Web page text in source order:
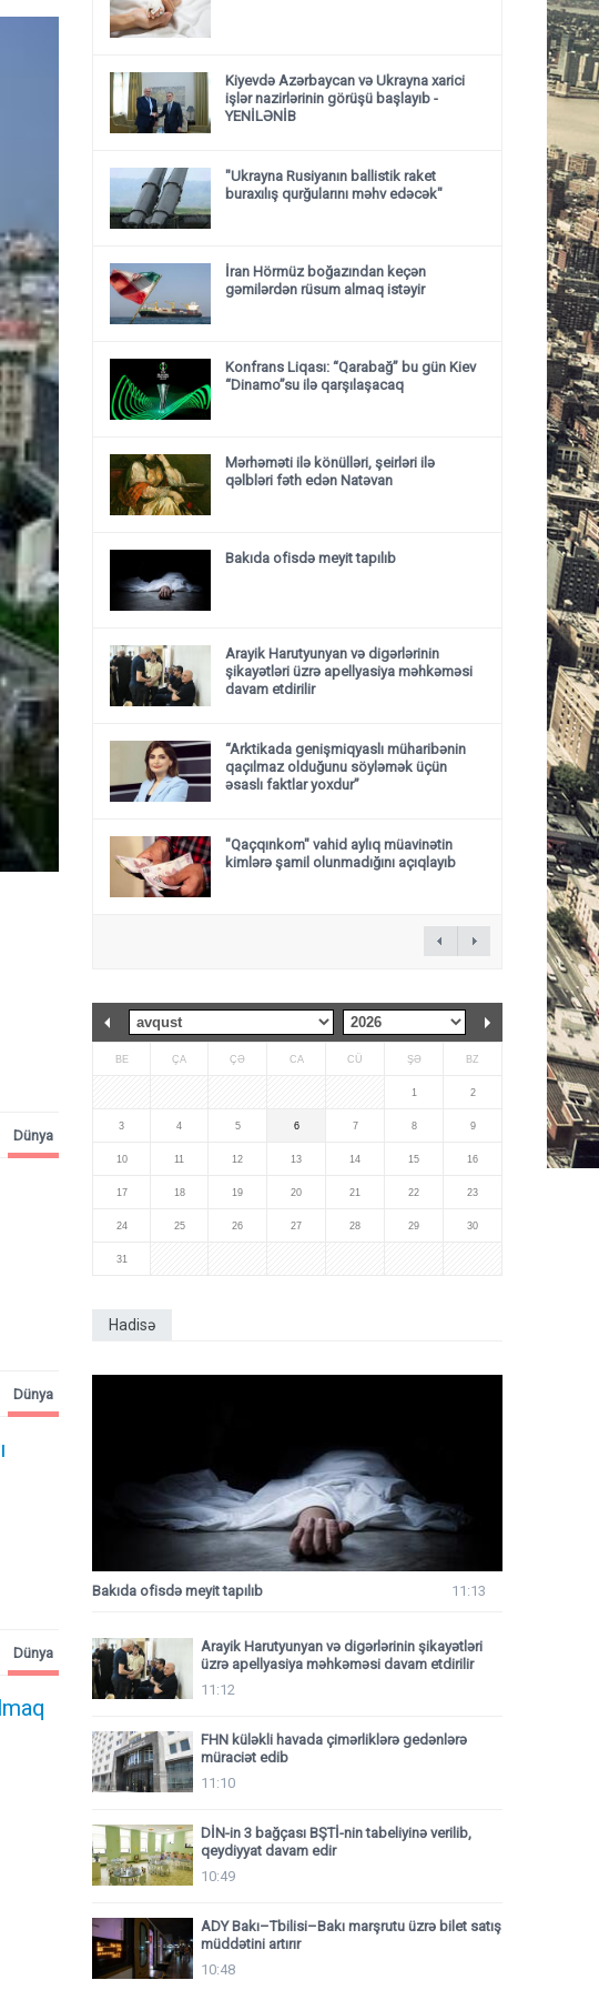
Dünya
Dünya
Dünya
Kiyevdə Azərbaycan və Ukrayna xarici
işlər nazirlərinin görüşü başlayıb -
YENİLƏNİB
"Ukrayna Rusiyanın ballistik raket
buraxılış qurğularını məhv edəcək"
İran Hörmüz boğazından keçən
gəmilərdən rüsum almaq istəyir
Konfrans Liqası: “Qarabağ” bu gün Kiev
“Dinamo”su ilə qarşılaşacaq
Mərhəməti ilə könülləri, şeirləri ilə
qəlbləri fəth edən Natəvan
Bakıda ofisdə meyit tapılıb
Arayik Harutyunyan və digərlərinin
şikayətləri üzrə apellyasiya məhkəməsi
davam etdirilir
“Arktikada genişmiqyaslı müharibənin
qaçılmaz olduğunu söyləmək üçün
əsaslı faktlar yoxdur”
"Qaçqınkom" vahid aylıq müavinətin
kimlərə şamil olunmadığını açıqlayıb
BE ÇA ÇƏ CA CÜ ŞƏ BZ
1 2
3 4 5 6 7 8 9
10 11 12 13 14 15 16
17 18 19 20 21 22 23
24 25 26 27 28 29 30
31
Hadisə
Bakıda ofisdə meyit tapılıb 11:13
Arayik Harutyunyan və digərlərinin şikayətləri
üzrə apellyasiya məhkəməsi davam etdirilir
11:12
FHN küləkli havada çimərliklərə gedənlərə
müraciət edib
11:10
DİN-in 3 bağçası BŞTİ-nin tabeliyinə verilib,
qeydiyyat davam edir
10:49
ADY Bakı–Tbilisi–Bakı marşrutu üzrə bilet satış
müddətini artırır
10:48